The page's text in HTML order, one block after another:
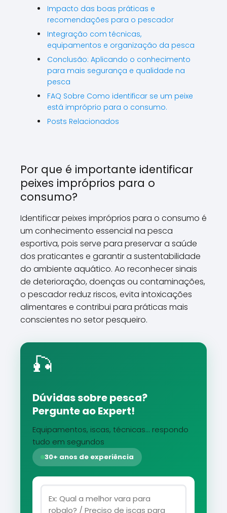
Impacto das boas práticas e
recomendações para o pescador
Integração com técnicas,
equipamentos e organização da pesca
Conclusão: Aplicando o conhecimento
para mais segurança e qualidade na
pesca
FAQ Sobre Como identificar se um peixe
está impróprio para o consumo.
Posts Relacionados
Por que é importante identificar
peixes impróprios para o
consumo?
Identificar peixes impróprios para o consumo é
um conhecimento essencial na pesca
esportiva, pois serve para preservar a saúde
dos praticantes e garantir a sustentabilidade
do ambiente aquático. Ao reconhecer sinais
de deterioração, doenças ou contaminações,
o pescador reduz riscos, evita intoxicações
alimentares e contribui para práticas mais
conscientes no setor pesqueiro.
🎣
Dúvidas sobre pesca?
Pergunte ao Expert!
Equipamentos, iscas, técnicas... respondo
tudo em segundos
30+ anos de experiência